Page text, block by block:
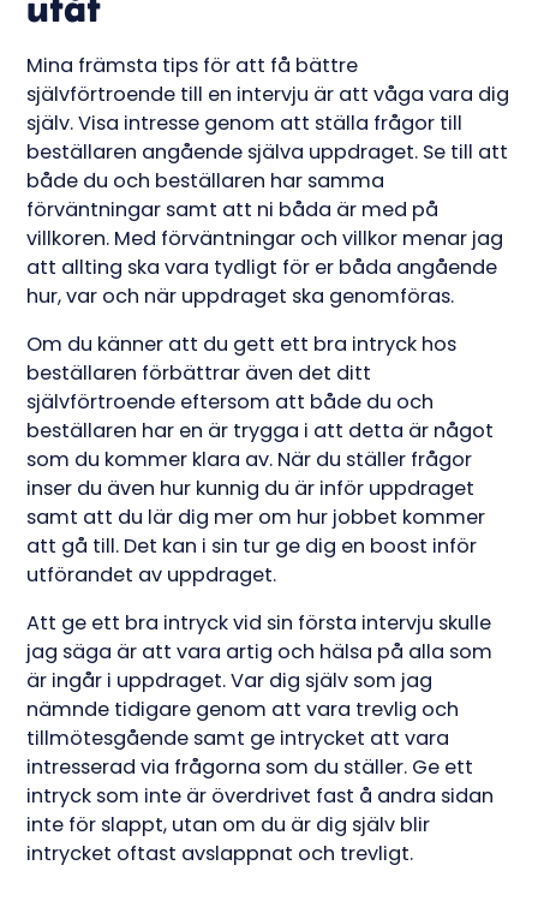
Mina främsta tips för att få bättre
självförtroende till en intervju är att våga vara dig
själv. Visa intresse genom att ställa frågor till
beställaren angående själva uppdraget. Se till att
både du och beställaren har samma
förväntningar samt att ni båda är med på
villkoren. Med förväntningar och villkor menar jag
att allting ska vara tydligt för er båda angående
hur, var och när uppdraget ska genomföras.
Om du känner att du gett ett bra intryck hos
beställaren förbättrar även det ditt
självförtroende eftersom att både du och
beställaren har en är trygga i att detta är något
som du kommer klara av. När du ställer frågor
inser du även hur kunnig du är inför uppdraget
samt att du lär dig mer om hur jobbet kommer
att gå till. Det kan i sin tur ge dig en boost inför
utförandet av uppdraget.
Att ge ett bra intryck vid sin första intervju skulle
jag säga är att vara artig och hälsa på alla som
är ingår i uppdraget. Var dig själv som jag
nämnde tidigare genom att vara trevlig och
tillmötesgående samt ge intrycket att vara
intresserad via frågorna som du ställer. Ge ett
intryck som inte är överdrivet fast å andra sidan
inte för slappt, utan om du är dig själv blir
intrycket oftast avslappnat och trevligt.